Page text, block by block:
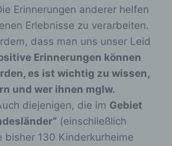
Erinnerungen anderer helfen
Erlebnisse zu verarbeiten.
dass man uns unser Leid
Erinnerungen können
es ist wichtig zu wissen,
und wer ihnen mglw.
diejenigen, die im Gebiet
(einschließlich
bisher 130 Kinderkurheime